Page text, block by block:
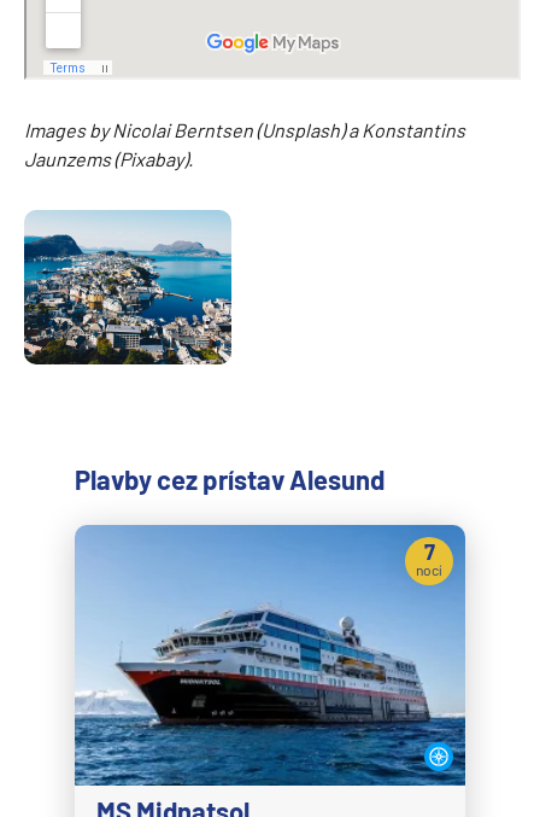
Images by Nicolai Berntsen (Unsplash) a Konstantins
Jaunzems (Pixabay).
Plavby cez prístav Alesund
MS Midnatsol
7
nocí